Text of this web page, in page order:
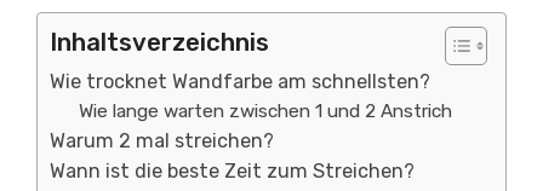
Inhaltsverzeichnis
Wie trocknet Wandfarbe am schnellsten?
Wie lange warten zwischen 1 und 2 Anstrich
Warum 2 mal streichen?
Wann ist die beste Zeit zum Streichen?